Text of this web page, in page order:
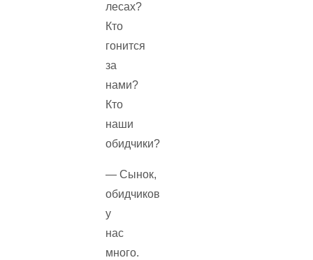
лесах?
Кто
гонится
за
нами?
Кто
наши
обидчики?
— Сынок,
обидчиков
у
нас
много.